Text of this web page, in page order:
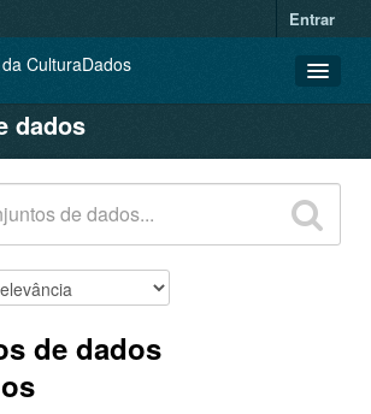
Entrar
DADOS
dados
de dados